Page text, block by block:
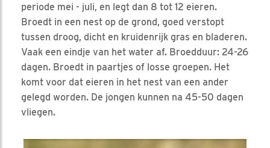
periode mei - juli, en legt dan 8 tot 12 eieren.
Broedt in een nest op de grond, goed verstopt
tussen droog, dicht en kruidenrijk gras en bladeren.
Vaak een eindje van het water af. Broedduur: 24-26
dagen. Broedt in paartjes of losse groepen. Het
komt voor dat eieren in het nest van een ander
gelegd worden. De jongen kunnen na 45-50 dagen
vliegen.